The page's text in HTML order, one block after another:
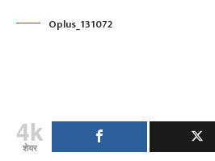
Oplus_131072
4k
शेयर